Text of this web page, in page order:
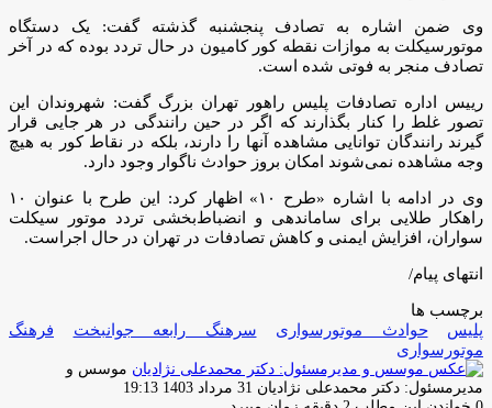
وی ضمن اشاره به تصادف پنجشنبه گذشته گفت: یک دستگاه
موتورسیکلت به موازات نقطه کور کامیون در حال تردد بوده که در آخر
تصادف منجر به فوتی شده است.
رییس اداره تصادفات پلیس راهور تهران بزرگ گفت: شهروندان این
تصور غلط را کنار بگذارند که اگر در حین رانندگی در هر جایی قرار
گیرند رانندگان توانایی مشاهده آنها را دارند، بلکه در نقاط کور به هیچ
وجه مشاهده نمی‌شوند امکان بروز حوادث ناگوار وجود دارد.
وی در ادامه با اشاره «طرح ۱۰» اظهار کرد: این طرح با عنوان ۱۰
راهکار طلایی برای ساماندهی و انضباط‌بخشی تردد موتور سیکلت
سواران، افزایش ایمنی و کاهش تصادفات در تهران در حال اجراست.
انتهای پیام/
برچسب ها
پلیس
حوادث موتورسواری سرهنگ رابعه جوانبخت
فرهنگ
موتورسوارى
موسس و
مدیرمسئول: دکتر محمدعلی نژادیان ارسال
ایمیل
31 مرداد 1403 19:13